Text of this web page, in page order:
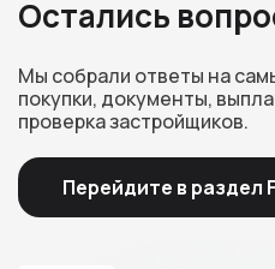
Остались
Мы собрали ответы на
покупки, документы,
проверка застройщиков.
Перейдите в раздел